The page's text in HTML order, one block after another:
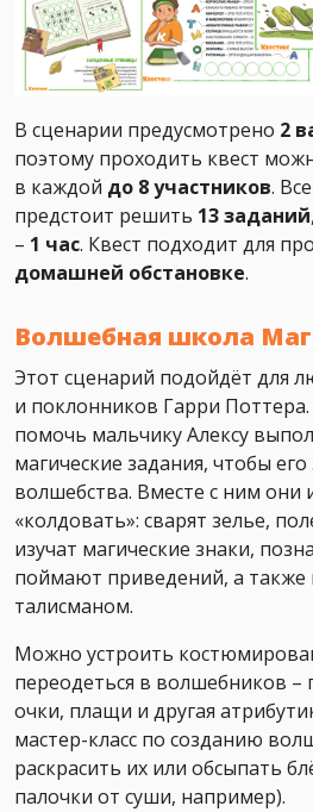
В сценарии предусмотрено 2
поэтому проходить квест
в каждой до 8 участников.
предстоит решить 13 заданий
– 1 час. Квест подходит для
домашней обстановке.
Волшебная школа
Этот сценарий подойдёт для
и поклонников Гарри
помочь мальчику Алексу
магические задания, чтобы
волшебства. Вместе с ним они
«колдовать»: сварят зелье,
изучат магические знаки,
поймают приведений, а также
талисманом.
Можно устроить
переодеться в волшебников –
очки, плащи и другая
мастер-класс по созданию
раскрасить их или обсыпать
палочки от суши, например).